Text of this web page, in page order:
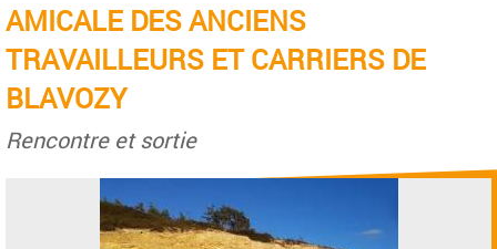
AMICALE DES ANCIENS
TRAVAILLEURS ET CARRIERS DE
BLAVOZY
Rencontre et sortie